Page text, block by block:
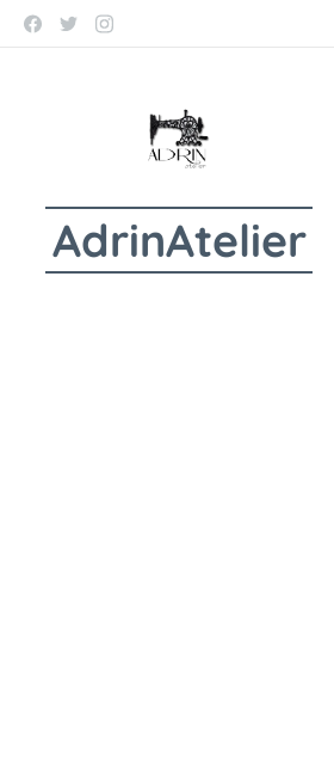
AdrinAtelier